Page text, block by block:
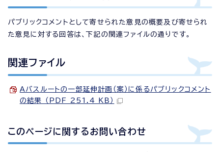
パブリックコメントとして寄せられた意見の概要及び寄せられ
た意見に対する回答は、下記の関連ファイルの通りです。
関連ファイル
Aバスルートの一部延伸計画（案）に係るパブリックコメント
の結果 （PDF 251.4 KB）
このページに関する お問い合わせ